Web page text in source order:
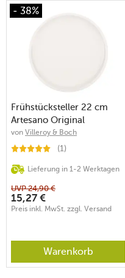
- 38%
Frühstücksteller 22 cm
Artesano Original
von Villeroy & Boch
(1)
Lieferung in 1-2 Werktagen
UVP24,90 €
15,27 €
Preis inkl. MwSt. zzgl. Versand
Warenkorb